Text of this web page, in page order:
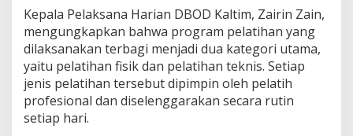
Kepala Pelaksana Harian DBOD Kaltim, Zairin Zain,
mengungkapkan bahwa program pelatihan yang
dilaksanakan terbagi menjadi dua kategori utama,
yaitu pelatihan fisik dan pelatihan teknis. Setiap
jenis pelatihan tersebut dipimpin oleh pelatih
profesional dan diselenggarakan secara rutin
setiap hari.